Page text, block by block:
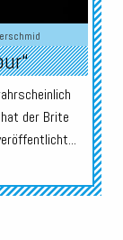
der Brite